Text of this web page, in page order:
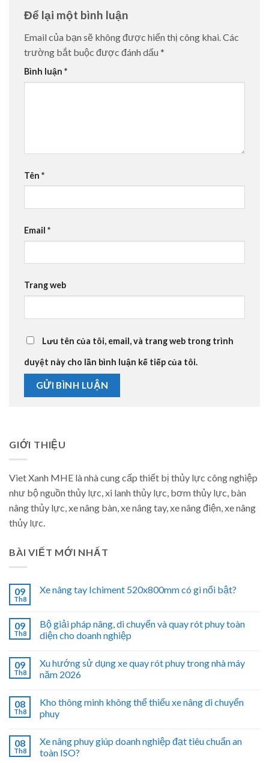
Để lại một bình luận
Email của bạn sẽ không được hiển thị công khai.Các
trường bắt buộc được đánh dấu *
Bình luận *
Tên *
Email *
Trang web
Lưu tên của tôi, email, và trang web trong trình
duyệt này cho lần bình luận kế tiếp của tôi.
GIỚI THIỆU
Viet Xanh MHE là nhà cung cấp thiết bị thủy lực công nghiệp
như bộ nguồn thủy lực, xi lanh thủy lực, bơm thủy lực, bàn
nâng thủy lực, xe nâng bàn, xe nâng tay, xe nâng điện, xe nâng
thủy lực.
BÀI VIẾT MỚI NHẤT
09
Th8
Xe nâng tay Ichiment 520x800mm có gì nổi bật?
09
Th8
Bộ giải pháp nâng, di chuyển và quay rót phuy toàn
diện cho doanh nghiệp
09
Th8
Xu hướng sử dụng xe quay rót phuy trong nhà máy
năm 2026
08
Th8
Kho thông minh không thể thiếu xe nâng di chuyển
phuy
08
Th8
Xe nâng phuy giúp doanh nghiệp đạt tiêu chuẩn an
toàn ISO?